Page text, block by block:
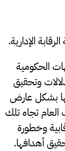
الإدارية.
الحكومية
وتحقيق
بشكل عارض
العام تجاه تلك
وخطورة
أهدافها.